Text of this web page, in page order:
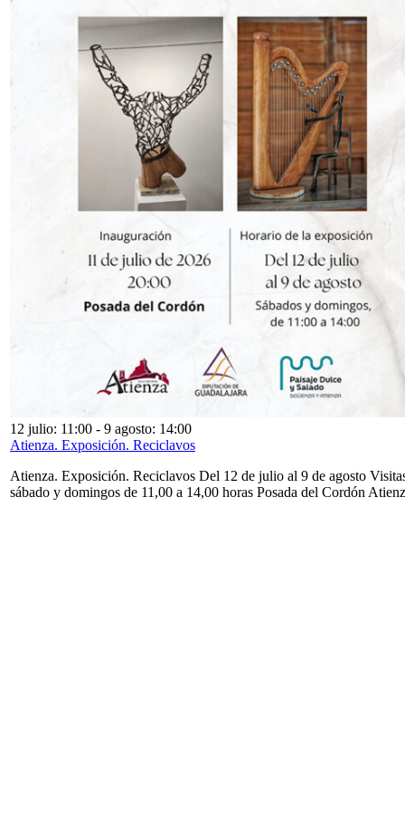
12 julio: 11:00 - 9 agosto: 14:00
Atienza. Exposición. Reciclavos
Atienza. Exposición. Reciclavos Del 12 de julio al 9 de agosto
sábado y domingos de 11,00 a 14,00 horas Posada del Cordón